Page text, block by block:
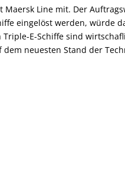
Maersk Line mit. Der
eingelöst werden, würde
Triple-E-Schiffe sind
neuesten Stand der